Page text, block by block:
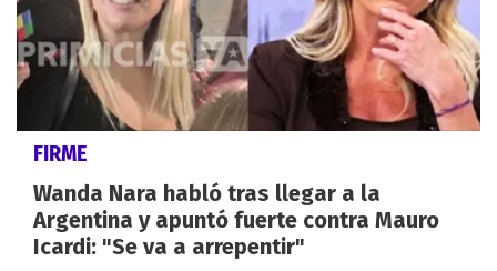
FIRME
Wanda Nara habló tras llegar a la
Argentina y apuntó fuerte contra Mauro
Icardi: "Se va a arrepentir"